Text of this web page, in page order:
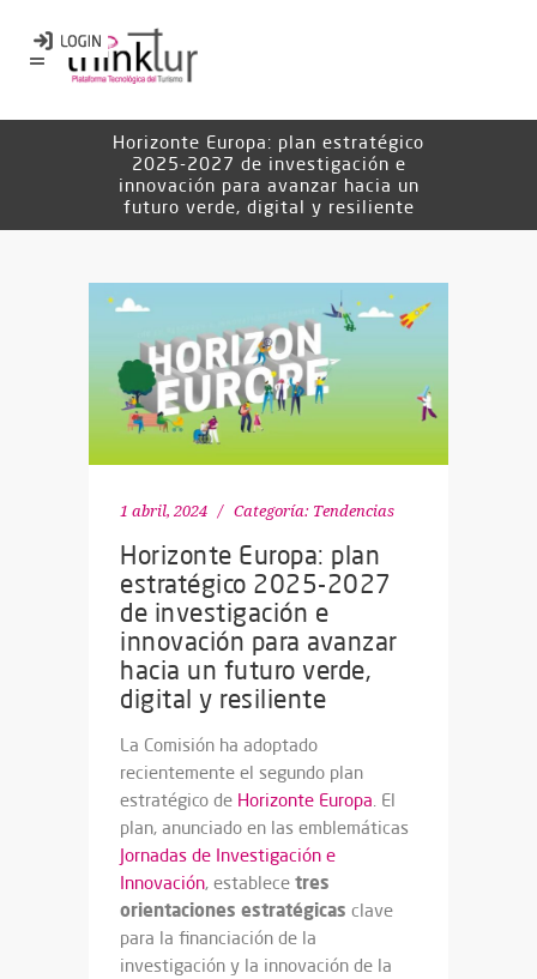
Horizonte Europa: plan estratégico
2025-2027 de investigación e
innovación para avanzar hacia un
futuro verde, digital y resiliente
1 abril, 2024 Categoría: Tendencias
Horizonte Europa: plan
estratégico 2025-2027
de investigación e
innovación para avanzar
hacia un futuro verde,
digital y resiliente
La Comisión ha adoptado
recientemente el segundo plan
estratégico de Horizonte Europa. El
plan, anunciado en las emblemáticas
Jornadas de Investigación e
Innovación, establece tres
orientaciones estratégicas clave
para la financiación de la
investigación y la innovación de la